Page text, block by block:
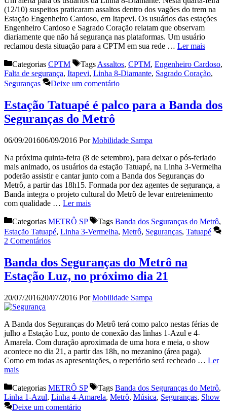
(12/10) suspeitos praticaram assaltos dentro dos vagões do trem na
Estação Engenheiro Cardoso, em Itapevi. Os usuários das estações
Engenheiro Cardoso e Sagrado Coração relatam que observam
diariamente que não há segurança nas plataformas. Um usuário
reclamou desta situação para a CPTM em sua rede … Ler mais
Categorias CPTM Tags Assaltos, CPTM, Engenheiro Cardoso,
Falta de segurança, Itapevi, Linha 8-Diamante, Sagrado Coração,
Seguranças
Deixe um comentário
Estação Tatuapé é palco para a Banda dos
Seguranças do Metrô
06/09/201606/09/2016 PorMobilidade Sampa
Na próxima quinta-feira (8 de setembro), para deixar o pós-feriado
mais animado, os usuários da estação Tatuapé, na Linha 3-Vermelha
poderão assistir e cantar junto com a Banda dos Seguranças do
Metrô, a partir das 18h15. Formada por dez agentes de segurança, a
Banda integra o projeto cultural do Metrô de levar entretenimento
com qualidade … Ler mais
Categorias METRÔ SP Tags Banda dos Seguranças do Metrô,
Estação Tatuapé, Linha 3-Vermelha, Metrô, Seguranças, Tatuapé
2 Comentários
Banda dos Seguranças do Metrô na
Estação Luz, no próximo dia 21
20/07/201620/07/2016 PorMobilidade Sampa
A Banda dos Seguranças do Metrô terá como palco nestas férias de
julho a Estação Luz, ponto de conexão das linhas 1-Azul e 4-
Amarela. Com duração aproximada de uma hora e meia, o show
acontece no dia 21, a partir das 18h, no mezanino (área paga).
Como em todas as apresentações, o repertório será recheado … Ler
mais
Categorias METRÔ SP Tags Banda dos Seguranças do Metrô,
Linha 1-Azul, Linha 4-Amarela, Metrô, Música, Seguranças, Show
Deixe um comentário